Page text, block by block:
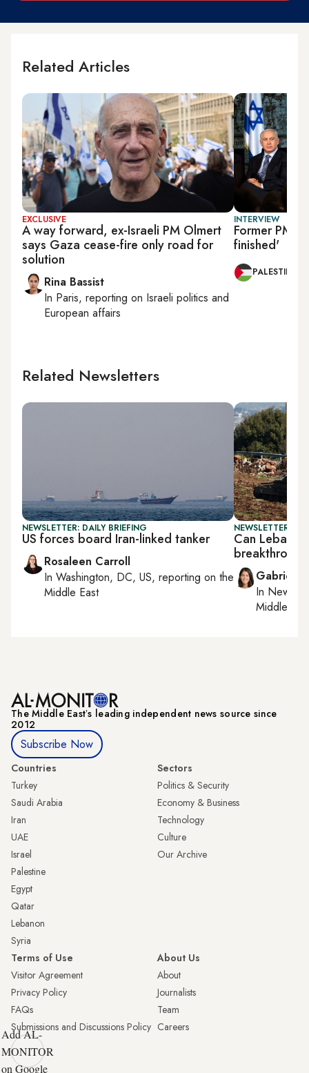
Related Articles
EXCLUSIVE
A way forward, ex-Israeli PM Olmert
says Gaza cease-fire only road for
solution
Rina Bassist
In Paris, reporting on Israeli politics and
European affairs
INTERVIEW
Former PM
finished'
PALESTINE
Related Newsletters
NEWSLETTER: DAILY BRIEFING
US forces board Iran-linked tanker
Rosaleen Carroll
In Washington, DC, US, reporting on the
Middle East
NEWSLETTER:
Can
Gabrielle
In New
Middle
The Middle Eastʼs leading independent news source since
2012
Subscribe Now
Countries
Turkey
Saudi Arabia
Iran
UAE
Israel
Palestine
Egypt
Qatar
Lebanon
Syria
Sectors
Politics & Security
Economy & Business
Technology
Culture
Our Archive
Terms of Use
Visitor Agreement
Privacy Policy
FAQs
Submissions and Discussions Policy
About Us
About
Journalists
Team
Careers
Add AL-
MONITOR
on Google